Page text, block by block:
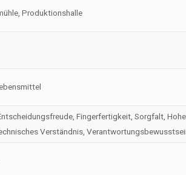
Produktionshalle
Fingerfertigkeit, Sorgfalt,
Verständnis,